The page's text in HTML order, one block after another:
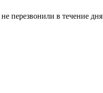
перезвонили в течение дня